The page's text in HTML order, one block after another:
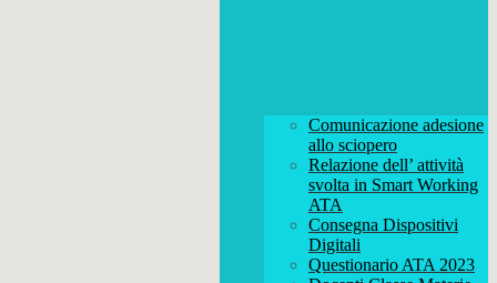
Comunicazione adesione
allo sciopero
Relazione dell’ attività
svolta in Smart Working
ATA
Consegna Dispositivi
Digitali
Questionario ATA 2023